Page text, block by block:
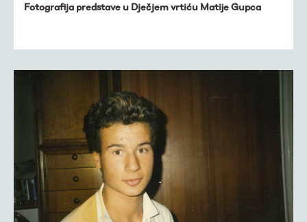
Fotografija predstave u Dječjem vrtiću Matije Gupca